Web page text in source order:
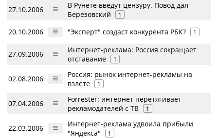
27.10.2006
В Рунете введут цензуру. Повод дал
Березовский
1
20.10.2006 "Эксперт" создаст конкурента РБК? 1
27.09.2006
Интернет-реклама: Россия сокращает
отставание
1
02.08.2006
Россия: рынок интернет-рекламы на
взлете
1
07.04.2006
Forrester: интернет перетягивает
рекламодателей с ТВ
1
22.03.2006
Интернет-реклама удвоила прибыли
"Яндекса"
1